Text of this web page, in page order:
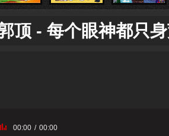
顶 - 每个眼神都只
00:00 / 00:00